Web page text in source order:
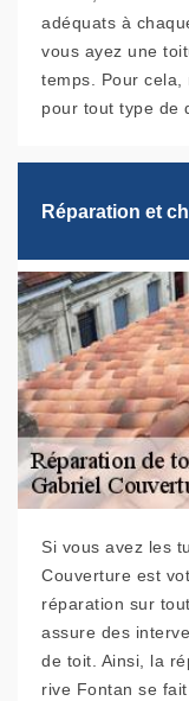
adéquats à
vous ayez une
temps. Pour cela,
pour tout type de
Réparation et
Si vous avez les
Couverture est
réparation sur
assure des
de toit. Ainsi, la
rive Fontan se